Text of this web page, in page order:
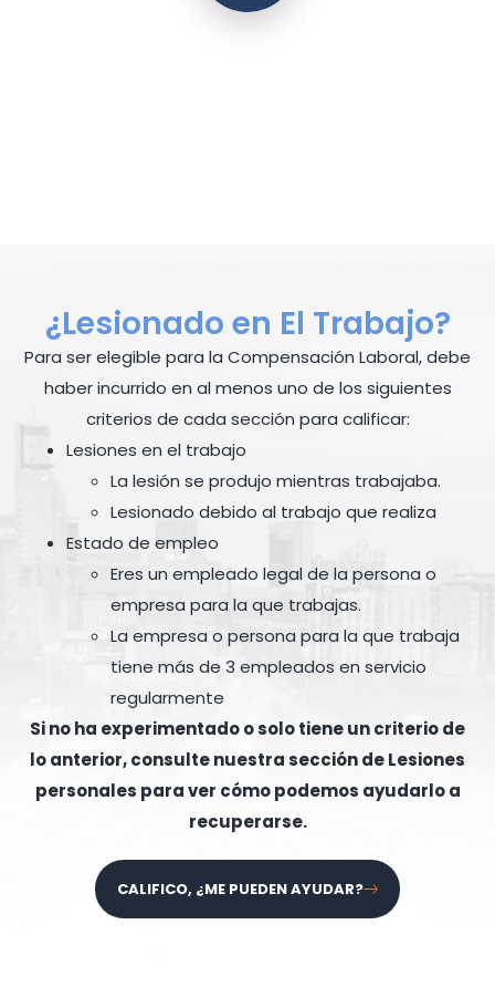
¿Lesionado en El Trabajo?
Para ser elegible para la Compensación Laboral, debe
haber incurrido en al menos uno de los siguientes
criterios de cada sección para calificar:
Lesiones en el trabajo
La lesión se produjo mientras trabajaba.
Lesionado debido al trabajo que realiza
Estado de empleo
Eres un empleado legal de la persona o
empresa para la que trabajas.
La empresa o persona para la que trabaja
tiene más de 3 empleados en servicio
regularmente
Si no ha experimentado o solo tiene un criterio de
lo anterior, consulte nuestra sección de Lesiones
personales para ver cómo podemos ayudarlo a
recuperarse.
CALIFICO, ¿ME PUEDEN AYUDAR?